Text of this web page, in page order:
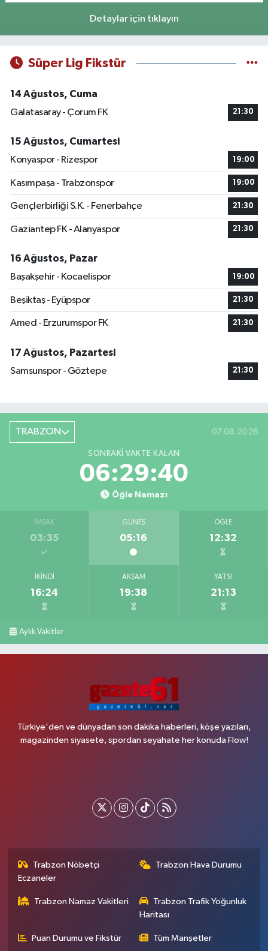
Detaylar için tıklayın
Süper Lig Fikstür
14 Ağustos, Cuma
Galatasaray - Çorum FK
21:30
15 Ağustos, Cumartesi
Konyaspor - Rizespor
19:00
Kasımpaşa - Trabzonspor 19:00
Gençlerbirliği S.K. - Fenerbahçe 21:30
Gaziantep FK - Alanyaspor 21:30
16 Ağustos, Pazar
Başakşehir - Kocaelispor
19:00
Beşiktaş - Eyüpspor 21:30
Amed - Erzurumspor FK 21:30
17 Ağustos, Pazartesi
Samsunspor - Göztepe
21:30
TRABZON 07.08.2026
SONRAKI VAKTE KALAN
06:29:39
Öğle Namazı
İMSAK
03:35
GÜNEŞ
05:16
ÖĞLE
12:32
İKINDI
16:24
AKŞAM
19:38
YATSI
21:13
Aylık Vakitler
Türkiye'den ve dünyadan son dakika haberleri, köşe yazıları,
magazinden siyasete, spordan seyahate her konuda Flow!
Trabzon Nöbetçi
Eczaneler
Trabzon Hava Durumu
Trabzon Namaz Vakitleri
Trabzon Trafik Yoğunluk
Haritası
Puan Durumu ve Fikstür Tüm Manşetler